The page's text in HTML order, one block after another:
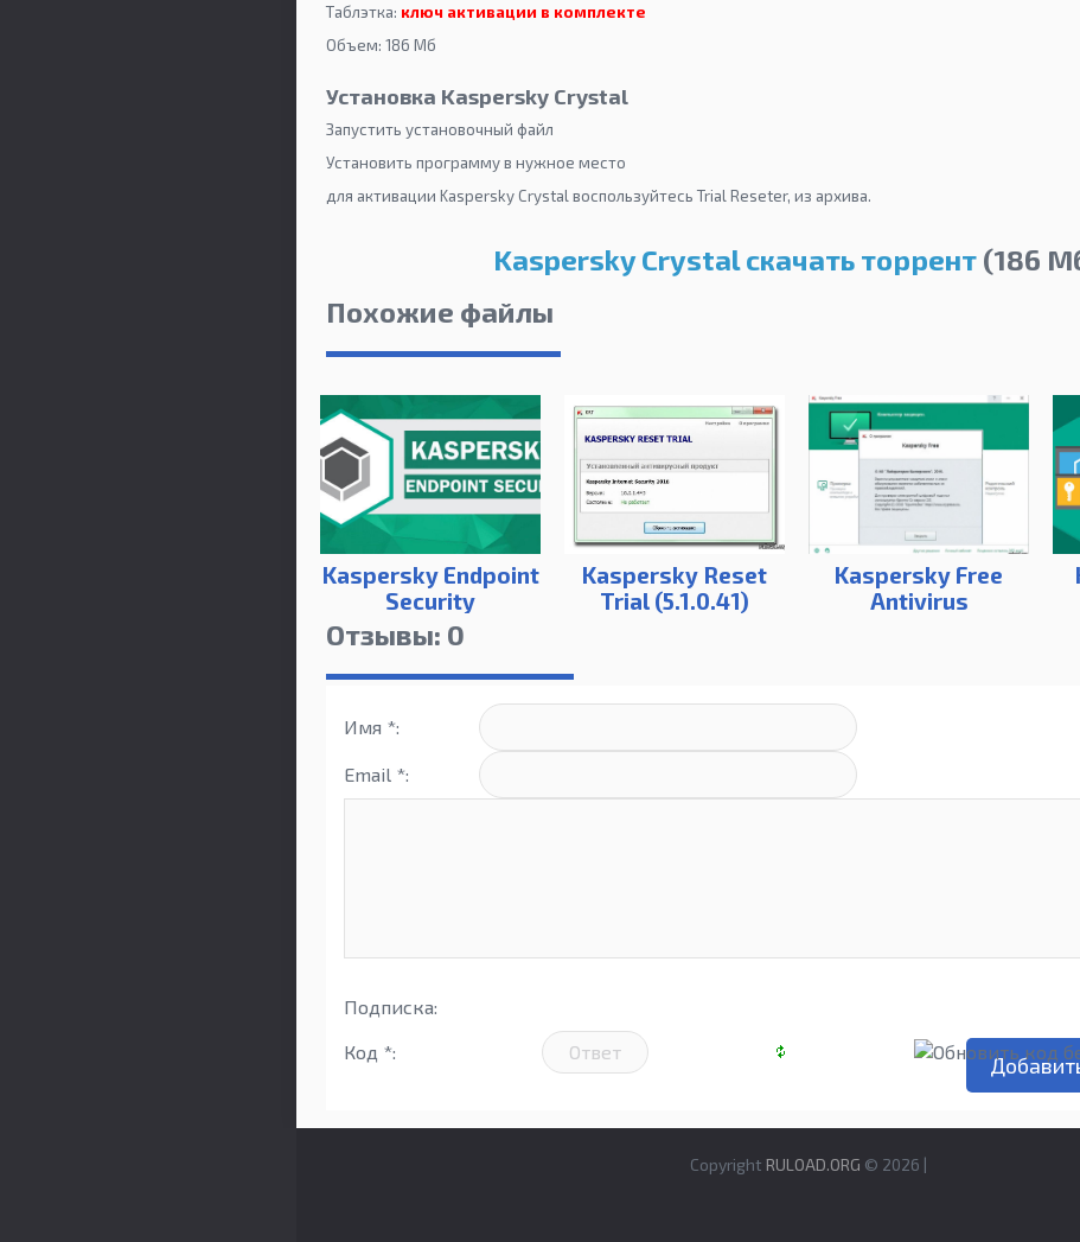
Таблэтка: ключ активации в комплекте
Объем: 186 Мб
Установка Kaspersky Crystal
Запустить установочный файл
Установить программу в нужное место
для активации Kaspersky Crystal воспользуйтесь Trial Reseter, из архива.
Kaspersky Crystal скачать торрент (186
Похожие файлы
Kaspersky Endpoint
Security
Kaspersky Reset
Trial (5.1.0.41)
Kaspersky Free
Antivirus
Отзывы: 0
Имя *:
Email *:
Подписка:
Код *:
Copyright RULOAD.ORG © 2026 |